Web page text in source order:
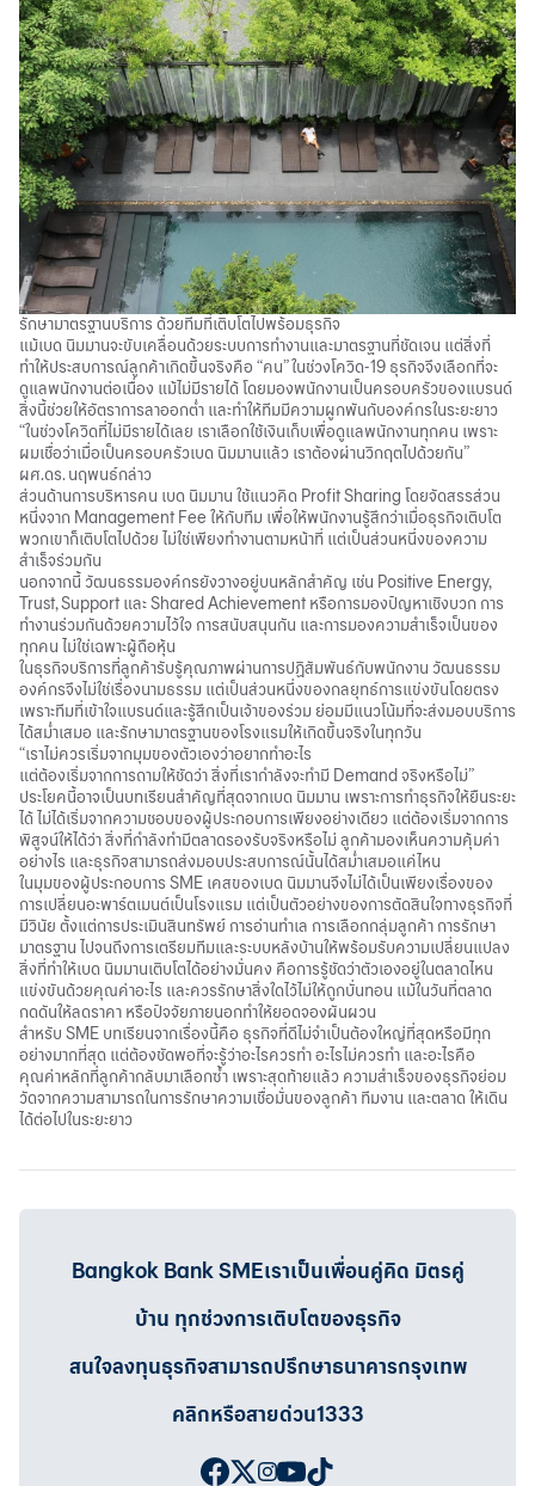
รักษามาตรฐานบริการ ด้วยทีมที่เติบโตไปพร้อมธุรกิจ
แม้เบด นิมมานจะขับเคลื่อนด้วยระบบการทำงานและมาตรฐานที่ชัดเจน แต่สิ่งที่
ทำให้ประสบการณ์ลูกค้าเกิดขึ้นจริงคือ “คน” ในช่วงโควิด-19 ธุรกิจจึงเลือกที่จะ
ดูแลพนักงานต่อเนื่อง แม้ไม่มีรายได้ โดยมองพนักงานเป็นครอบครัวของแบรนด์
สิ่งนี้ช่วยให้อัตราการลาออกต่ำ และทำให้ทีมมีความผูกพันกับองค์กรในระยะยาว
“ในช่วงโควิดที่ไม่มีรายได้เลย เราเลือกใช้เงินเก็บเพื่อดูแลพนักงานทุกคน เพราะ
ผมเชื่อว่าเมื่อเป็นครอบครัวเบด นิมมานแล้ว เราต้องผ่านวิกฤตไปด้วยกัน”
ผศ.ดร. นฤพนธ์กล่าว
ส่วนด้านการบริหารคน เบด นิมมาน ใช้แนวคิด Profit Sharing โดยจัดสรรส่วน
หนึ่งจาก Management Fee ให้กับทีม เพื่อให้พนักงานรู้สึกว่าเมื่อธุรกิจเติบโต
พวกเขาก็เติบโตไปด้วย ไม่ใช่เพียงทำงานตามหน้าที่ แต่เป็นส่วนหนึ่งของความ
สำเร็จร่วมกัน
นอกจากนี้ วัฒนธรรมองค์กรยังวางอยู่บนหลักสำคัญ เช่น Positive Energy,
Trust, Support และ Shared Achievement หรือการมองปัญหาเชิงบวก การ
ทำงานร่วมกันด้วยความไว้ใจ การสนับสนุนกัน และการมองความสำเร็จเป็นของ
ทุกคน ไม่ใช่เฉพาะผู้ถือหุ้น
ในธุรกิจบริการที่ลูกค้ารับรู้คุณภาพผ่านการปฏิสัมพันธ์กับพนักงาน วัฒนธรรม
องค์กรจึงไม่ใช่เรื่องนามธรรม แต่เป็นส่วนหนึ่งของกลยุทธ์การแข่งขันโดยตรง
เพราะทีมที่เข้าใจแบรนด์และรู้สึกเป็นเจ้าของร่วม ย่อมมีแนวโน้มที่จะส่งมอบบริการ
ได้สม่ำเสมอ และรักษามาตรฐานของโรงแรมให้เกิดขึ้นจริงในทุกวัน
“เราไม่ควรเริ่มจากมุมของตัวเองว่าอยากทำอะไร
แต่ต้องเริ่มจากการถามให้ชัดว่า สิ่งที่เรากำลังจะทำมี Demand จริงหรือไม่”
ประโยคนี้อาจเป็นบทเรียนสำคัญที่สุดจากเบด นิมมาน เพราะการทำธุรกิจให้ยืนระยะ
ได้ ไม่ได้เริ่มจากความชอบของผู้ประกอบการเพียงอย่างเดียว แต่ต้องเริ่มจากการ
พิสูจน์ให้ได้ว่า สิ่งที่กำลังทำมีตลาดรองรับจริงหรือไม่ ลูกค้ามองเห็นความคุ้มค่า
อย่างไร และธุรกิจสามารถส่งมอบประสบการณ์นั้นได้สม่ำเสมอแค่ไหน
ในมุมของผู้ประกอบการ SME เคสของเบด นิมมานจึงไม่ได้เป็นเพียงเรื่องของ
การเปลี่ยนอะพาร์ตเมนต์เป็นโรงแรม แต่เป็นตัวอย่างของการตัดสินใจทางธุรกิจที่
มีวินัย ตั้งแต่การประเมินสินทรัพย์ การอ่านทำเล การเลือกกลุ่มลูกค้า การรักษา
มาตรฐาน ไปจนถึงการเตรียมทีมและระบบหลังบ้านให้พร้อมรับความเปลี่ยนแปลง
สิ่งที่ทำให้เบด นิมมานเติบโตได้อย่างมั่นคง คือการรู้ชัดว่าตัวเองอยู่ในตลาดไหน
แข่งขันด้วยคุณค่าอะไร และควรรักษาสิ่งใดไว้ไม่ให้ถูกบั่นทอน แม้ในวันที่ตลาด
กดดันให้ลดราคา หรือปัจจัยภายนอกทำให้ยอดจองผันผวน
สำหรับ SME บทเรียนจากเรื่องนี้คือ ธุรกิจที่ดีไม่จำเป็นต้องใหญ่ที่สุดหรือมีทุก
อย่างมากที่สุด แต่ต้องชัดพอที่จะรู้ว่าอะไรควรทำ อะไรไม่ควรทำ และอะไรคือ
คุณค่าหลักที่ลูกค้ากลับมาเลือกซ้ำ เพราะสุดท้ายแล้ว ความสำเร็จของธุรกิจย่อม
วัดจากความสามารถในการรักษาความเชื่อมั่นของลูกค้า ทีมงาน และตลาด ให้เดิน
ได้ต่อไปในระยะยาว
Bangkok Bank SMEเราเป็นเพื่อนคู่คิด มิตรคู่
บ้าน ทุกช่วงการเติบโตของธุรกิจ
สนใจลงทุนธุรกิจสามารถปรึกษาธนาคารกรุงเทพ
คลิกหรือสายด่วน1333